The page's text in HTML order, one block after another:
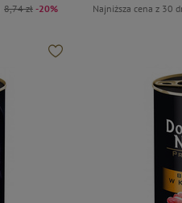
8,74 zł -20% Najniższa cena z 30